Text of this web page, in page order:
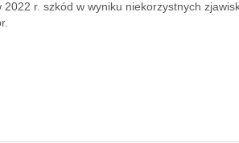
r. szkód w wyniku niekorzystnych